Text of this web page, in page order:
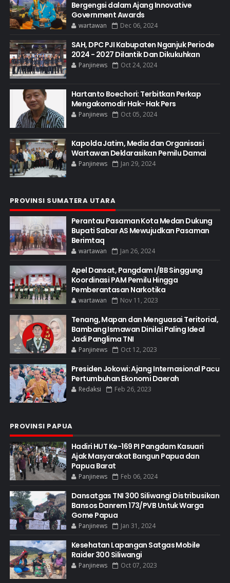
Bergengsi dalam Ajang Innovative
Government Awards
wartawan Dec 06, 2024
SAH, DPC PJI Kabupaten Nganjuk Periode
2024 - 2027 Dilantik Dan Dikukuhkan
Panjinews Oct 24, 2024
Hartanto Boechori: Terbitkan Perkap
Mengakomodir Hak- Hak Pers
Panjinews Oct 05, 2024
Kapolda Jatim, Media dan Organisasi
Wartawan Deklarasikan Pemilu Damai
Panjinews Jan 29, 2024
PROVINSI SUMATERA UTARA
Perantau Pasaman Kota Medan Dukung
Bupati Sabar AS Mewujudkan Pasaman
Berimtaq
wartawan Jan 26, 2024
Apel Dansat, Pangdam I/BB Singgung
Koordinasi PAM Pemilu Hingga
Pemberantasan Narkotika
wartawan Nov 11, 2023
Tenang, Mapan dan Menguasai Teritorial,
Bambang Ismawan Dinilai Paling Ideal
Jadi Panglima TNI
Panjinews Oct 12, 2023
Presiden Jokowi: Ajang Internasional Pacu
Pertumbuhan Ekonomi Daerah
Redaksi Feb 26, 2023
PROVINSI PAPUA
Hadiri HUT Ke-169 PI Pangdam Kasuari
Ajak Masyarakat Bangun Papua dan
Papua Barat
Panjinews Feb 06, 2024
Dansatgas TNI 300 Siliwangi Distribusikan
Bansos Danrem 173/PVB Untuk Warga
Gome Papua
Panjinews Jan 31, 2024
Kesehatan Lapangan Satgas Mobile
Raider 300 Siliwangi
Panjinews Oct 07, 2023